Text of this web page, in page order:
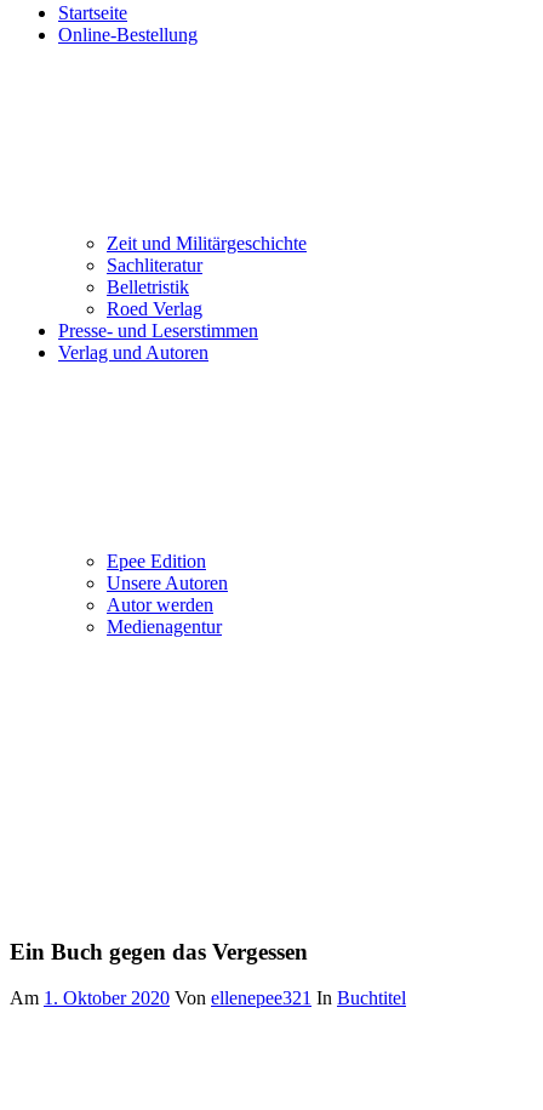
Startseite
Online-Bestellung
Zeit und Militärgeschichte
Sachliteratur
Belletristik
Roed Verlag
Presse- und Leserstimmen
Verlag und Autoren
Epee Edition
Unsere Autoren
Autor werden
Medienagentur
Ein Buch gegen das Vergessen
Am 1. Oktober 2020 Von ellenepee321 In Buchtitel